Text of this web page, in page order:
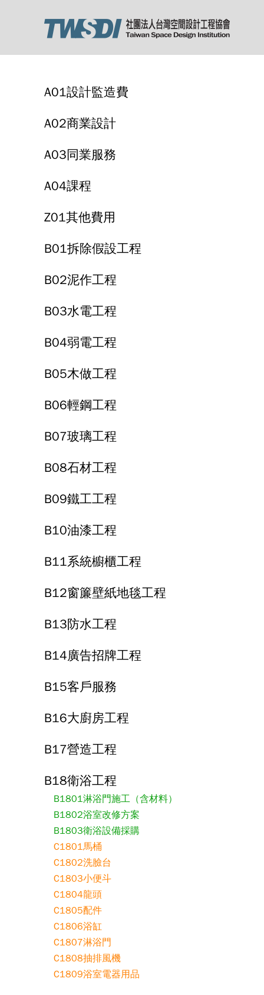
A01設計監造費
A02商業設計
A03同業服務
A04課程
Z01其他費用
B01拆除假設工程
B02泥作工程
B03水電工程
B04弱電工程
B05木做工程
B06輕鋼工程
B07玻璃工程
B08石材工程
B09鐵工工程
B10油漆工程
B11系統櫥櫃工程
B12窗簾壁紙地毯工程
B13防水工程
B14廣告招牌工程
B15客戶服務
B16大廚房工程
B17營造工程
B18衛浴工程
B1801淋浴門施工（含材料）
B1802浴室改修方案
B1803衛浴設備採購
C1801馬桶
C1802洗臉台
C1803小便斗
C1804龍頭
C1805配件
C1806浴缸
C1807淋浴門
C1808抽排風機
C1809浴室電器用品